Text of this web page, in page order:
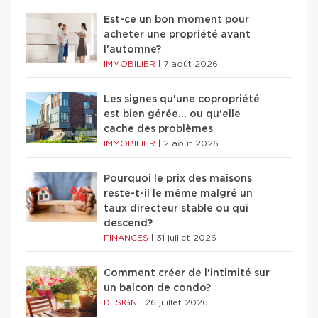
Est-ce un bon moment pour
acheter une propriété avant
l'automne?
IMMOBILIER 7 août 2026
Les signes qu'une copropriété
est bien gérée… ou qu'elle
cache des problèmes
IMMOBILIER 2 août 2026
Pourquoi le prix des maisons
reste-t-il le même malgré un
taux directeur stable ou qui
descend?
FINANCES 31 juillet 2026
Comment créer de l'intimité sur
un balcon de condo?
DESIGN 26 juillet 2026